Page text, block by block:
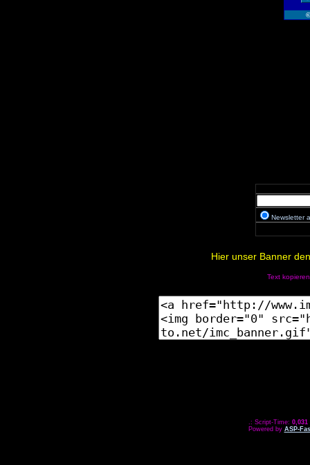
Newsletter
Hier unser Banner
Text
.: Script-Time: 0,031
Powered by ASP-